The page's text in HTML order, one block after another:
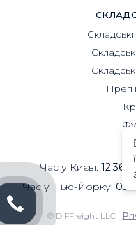
Преп
© DiFFreight LLC
Час у Києві: 12:36
Час у Нью-Йорку: 05:36